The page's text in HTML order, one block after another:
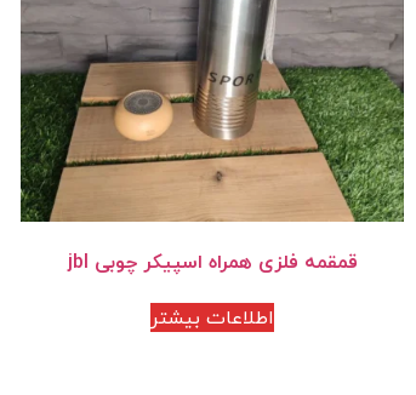
قمقمه فلزی همراه اسپیکر چوبی jbl
اطلاعات بیشتر